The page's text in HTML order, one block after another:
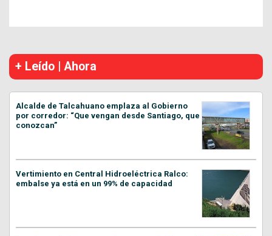
+ Leído | Ahora
Alcalde de Talcahuano emplaza al Gobierno
por corredor: “Que vengan desde Santiago, que
conozcan”
Vertimiento en Central Hidroeléctrica Ralco:
embalse ya está en un 99% de capacidad